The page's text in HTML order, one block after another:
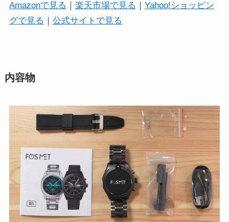
Amazonで見る 楽天市場で見る
Yahoo!ショッピン
グで見る
公式サイトで見る
内容物